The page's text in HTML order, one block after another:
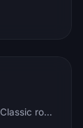
Dance, Rock, R'n'b, Disco, Pop, Classic rock, Techno, Reggae